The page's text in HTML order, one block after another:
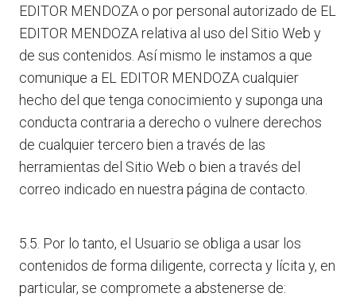
EDITOR MENDOZA o por personal autorizado de EL
EDITOR MENDOZA relativa al uso del Sitio Web y
de sus contenidos. Así mismo le instamos a que
comunique a EL EDITOR MENDOZA cualquier
hecho del que tenga conocimiento y suponga una
conducta contraria a derecho o vulnere derechos
de cualquier tercero bien a través de las
herramientas del Sitio Web o bien a través del
correo indicado en nuestra página de contacto.
5.5. Por lo tanto, el Usuario se obliga a usar los
contenidos de forma diligente, correcta y lícita y, en
particular, se compromete a abstenerse de: